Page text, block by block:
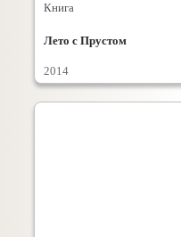
Книга
Лето с Прустом
2014